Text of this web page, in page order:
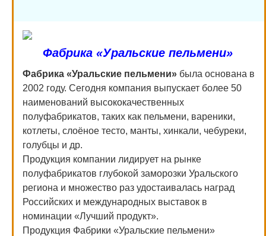
Фабрика «Уральские пельмени»
Фабрика «Уральские пельмени» была основана в
2002 году. Сегодня компания выпускает более 50
наименований высококачественных
полуфабрикатов, таких как пельмени, вареники,
котлеты, слоёное тесто, манты, хинкали, чебуреки,
голубцы и др.
Продукция компании лидирует на рынке
полуфабрикатов глубокой заморозки Уральского
региона и множество раз удостаивалась наград
Российских и международных выставок в
номинации «Лучший продукт».
Продукция Фабрики «Уральские пельмени»